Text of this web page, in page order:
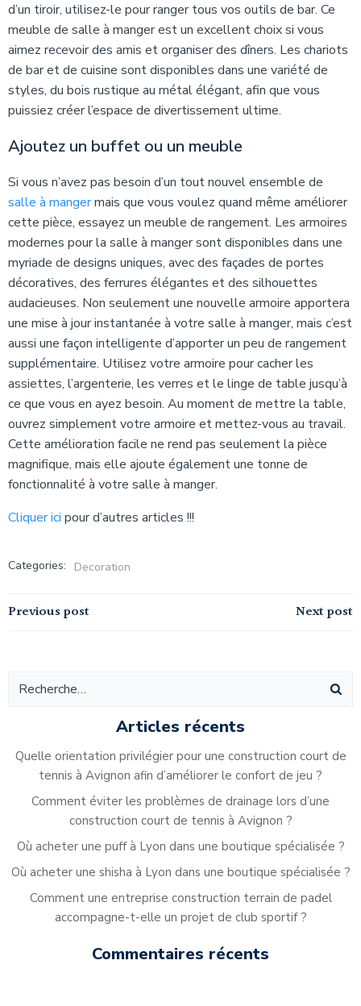
d’un tiroir, utilisez-le pour ranger tous vos outils de bar. Ce
meuble de salle à manger est un excellent choix si vous
aimez recevoir des amis et organiser des dîners. Les chariots
de bar et de cuisine sont disponibles dans une variété de
styles, du bois rustique au métal élégant, afin que vous
puissiez créer l’espace de divertissement ultime.
Ajoutez un buffet ou un meuble
Si vous n’avez pas besoin d’un tout nouvel ensemble de
salle à mangermais que vous voulez quand même améliorer
cette pièce, essayez un meuble de rangement. Les armoires
modernes pour la salle à manger sont disponibles dans une
myriade de designs uniques, avec des façades de portes
décoratives, des ferrures élégantes et des silhouettes
audacieuses. Non seulement une nouvelle armoire apportera
une mise à jour instantanée à votre salle à manger, mais c’est
aussi une façon intelligente d’apporter un peu de rangement
supplémentaire. Utilisez votre armoire pour cacher les
assiettes, l’argenterie, les verres et le linge de table jusqu’à
ce que vous en ayez besoin. Au moment de mettre la table,
ouvrez simplement votre armoire et mettez-vous au travail.
Cette amélioration facile ne rend pas seulement la pièce
magnifique, mais elle ajoute également une tonne de
fonctionnalité à votre salle à manger.
Cliquer ici pour d’autres articles !!!
Categories: Decoration
Navigation
l’article
Previous post Navigation
Next post
Articles récents
Quelle orientation privilégier pour une construction court de
tennis à Avignon afin d’améliorer le confort de jeu ?
Comment éviter les problèmes de drainage lors d’une
construction court de tennis à Avignon ?
Où acheter une puff à Lyon dans une boutique spécialisée ?
Où acheter une shisha à Lyon dans une boutique spécialisée ?
Comment une entreprise construction terrain de padel
accompagne-t-elle un projet de club sportif ?
Commentaires récents